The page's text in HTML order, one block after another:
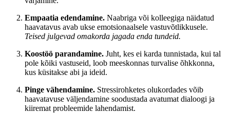
Empaatia edendamine. Naabriga või kolleegiga näidatud
haavatavus avab ukse emotsionaalsele vastuvõtlikkusele.
Teised julgevad omakorda jagada enda tundeid.
Koostöö parandamine. Juht, kes ei karda tunnistada, kui tal
pole kõiki vastuseid, loob meeskonnas turvalise õhkkonna,
kus küsitakse abi ja ideid.
Pinge vähendamine. Stressirohketes olukordades võib
haavatavuse väljendamine soodustada avatumat dialoogi ja
kiiremat probleemide lahendamist.